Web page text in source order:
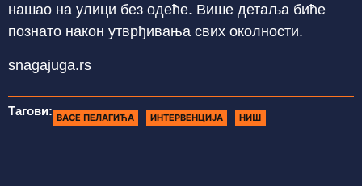
нашао на улици без одеће. Више детаља биће
познато након утврђивања свих околности.
snagajuga.rs
Тагови: ВАСЕ ПЕЛАГИЋА ИНТЕРВЕНЦИЈА НИШ